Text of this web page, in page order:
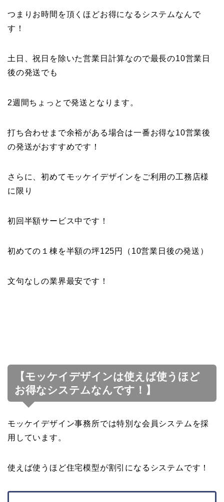
つまりお時間を頂くほどお得になるシステムなんで
す！
土日、祝日を除いた営業日計算なので最長の10営業日
後の発送でも
2週間ちょっとで発送となります。
打ち合わせまで余裕がある場合は一番お得な10営業後
の発送がおすすめです！
さらに、初めてモッケイデザインをご利用の工務店様
に限り
初回半額サービス中です！
初めての１棟を半額の坪125円（10営業日後の発送）
文句なしの業界最安です！
【モッケイデザインは使えば使うほど
お得なシステムなんです！】
モッケイデザイン事務所では特別な会員システムを採
用しています。
使えば使うほど住宅模型が割引になるシステムです！